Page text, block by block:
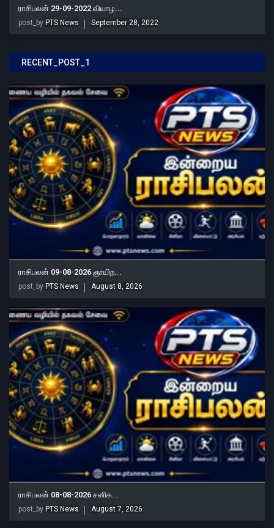
ராசிபலன் 29-09-2022 வியாழ...
post_by PTS News September 28, 2022
RECENT_POST_1
ராசிபலன் 09-08-2026 ஞாயிற...
post_by PTS News August 8, 2026
ராசிபலன் 08-08-2026 சனிக...
post_by PTS News August 7, 2026